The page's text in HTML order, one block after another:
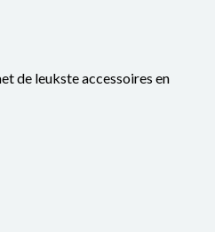
de leukste accessoires en